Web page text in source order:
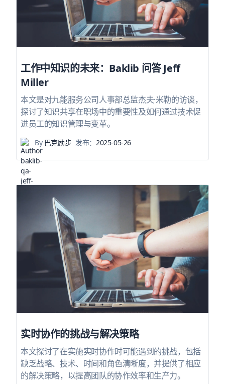
工作中知识的未来：Baklib 问答 Jeff
Miller
本文是对九能服务公司人事部总监杰夫·米勒的访谈，
探讨了知识共享在职场中的重要性及如何通过技术促
进员工的知识管理与变革。
By巴克励步 发布：2025-05-26
实时协作的挑战与解决策略
本文探讨了在实施实时协作时可能遇到的挑战，包括
缺乏战略、技术、时间和角色清晰度，并提供了相应
的解决策略，以提高团队的协作效率和生产力。